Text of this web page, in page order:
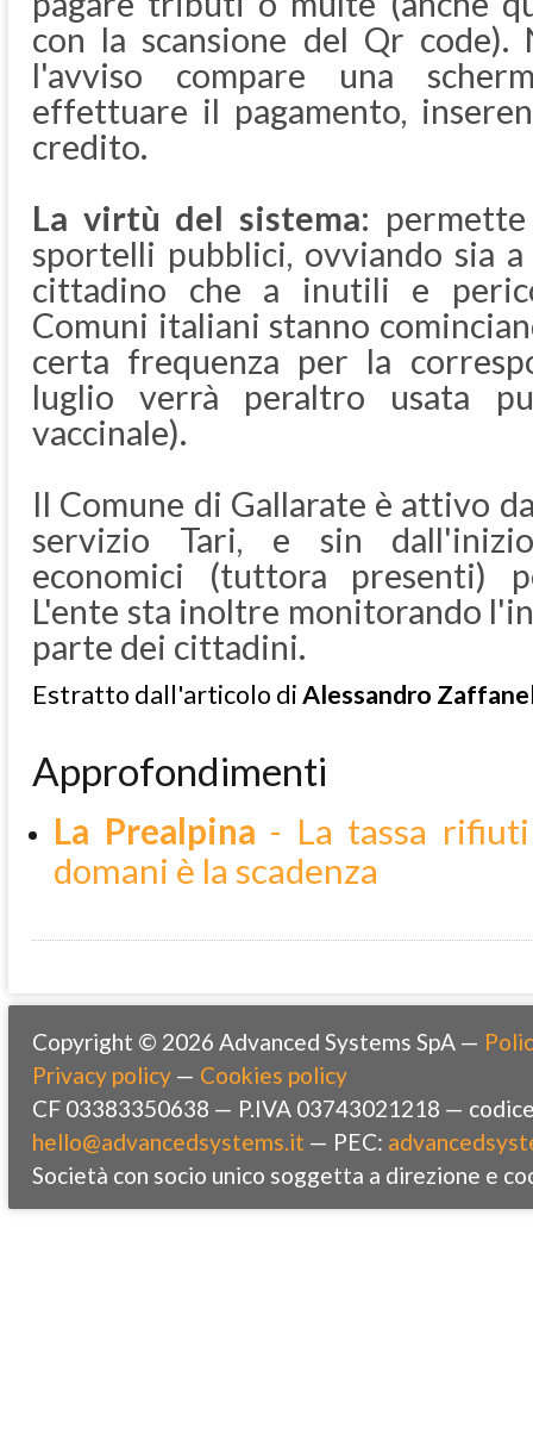
con la scansione del Qr code).
l'avviso compare una
effettuare il pagamento,
credito.
La virtù del sistema:
sportelli pubblici, ovviando sia
cittadino che a inutili e
Comuni italiani stanno
certa frequenza per la
luglio verrà peraltro usata
vaccinale).
Il Comune di Gallarate è attivo
servizio Tari, e sin
economici (tuttora presenti)
L'ente sta inoltre monitorando
parte dei cittadini.
Estratto dall'articolo diAlessandro
Approfondimenti
La Prealpina - La tassa
domani è la scadenza
Copyright © 2026 Advanced Systems SpA —
Privacy policy — Cookies policy
CF 03383350638 — P.IVA 03743021218 —
hello@advancedsystems.it — PEC:
Società con socio unico soggetta a direzione e